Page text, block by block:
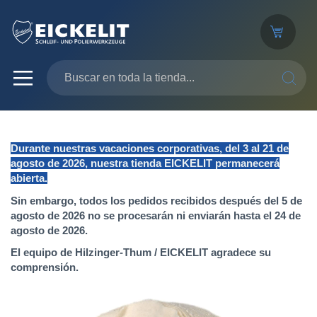
Durante nuestras vacaciones corporativas, del 3 al 21 de
agosto de 2026, nuestra tienda EICKELIT permanecerá
abierta.
Sin embargo, todos los pedidos recibidos después del 5 de
agosto de 2026 no se procesarán ni enviarán hasta el 24 de
agosto de 2026.
El equipo de Hilzinger-Thum / EICKELIT agradece su
comprensión.